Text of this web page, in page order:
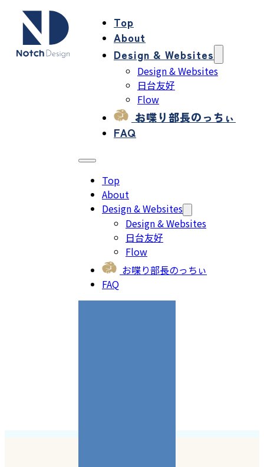
Top
About
Design & Websites
Design & Websites
日台友好
Flow
お喋り部長のっちぃ
FAQ
Top
About
Design & Websites
Design & Websites
日台友好
Flow
お喋り部長のっちぃ
FAQ